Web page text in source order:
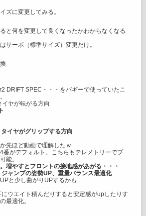
ズに変更してみる。
と何を変更して良くなったかわからなくなる
サーボ（標準サイズ）変更だけ。
DRIFT SPEC・・・をバギーで使っていたこ
イヤが転がる方向
イヤがグリップする方向
先ほど動画で理解したｗ
番がデフォルト。こちらもテレメトリーでプ
能。
増やすとフロントの接地感があがる・・・
ャンプの姿勢UP、重量バランス最適化
と少し曲がりUPするかも
ウエイト積んだりすると安定感がupしたりす
最適化。